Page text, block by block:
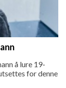
å lure 19-
for denne